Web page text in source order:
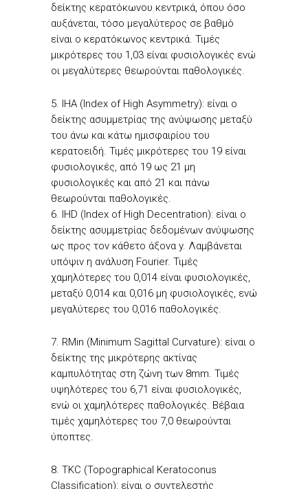
δείκτης κερατόκωνου κεντρικά, όπου όσο
αυξάνεται, τόσο μεγαλύτερος σε βαθμό
είναι ο κερατόκωνος κεντρικά. Τιμές
μικρότερες του 1,03 είναι φυσιολογικές ενώ
οι μεγαλύτερες θεωρούνται παθολογικές.
5. IHA (Index of High Asymmetry): είναι ο
δείκτης ασυμμετρίας της ανύψωσης μεταξύ
του άνω και κάτω ημισφαιρίου του
κερατοειδή. Τιμές μικρότερες του 19 είναι
φυσιολογικές, από 19 ως 21 μη
φυσιολογικές και από 21 και πάνω
θεωρούνται παθολογικές.
6. IHD (Index of High Decentration): είναι ο
δείκτης ασυμμετρίας δεδομένων ανύψωσης
ως προς τον κάθετο άξονα y. Λαμβάνεται
υπόψιν η ανάλυση Fourier. Τιμές
χαμηλότερες του 0,014 είναι φυσιολογικές,
μεταξύ 0,014 και 0,016 μη φυσιολογικές, ενώ
μεγαλύτερες του 0,016 παθολογικές.
7. RMin (Minimum Sagittal Curvature): είναι ο
δείκτης της μικρότερης ακτίνας
καμπυλότητας στη ζώνη των 8mm. Τιμές
υψηλότερες του 6,71 είναι φυσιολογικές,
ενώ οι χαμηλότερες παθολογικές. Βέβαια
τιμές χαμηλότερες του 7,0 θεωρούνται
ύποπτες.
8. TKC (Topographical Keratoconus
Classification): είναι ο συντελεστής